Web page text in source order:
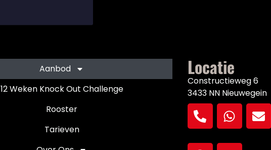
Aanbod
12 Weken Knock Out Challenge
Rooster
Tarieven
Locatie
Constructieweg 6
3433 NN Nieuwegein